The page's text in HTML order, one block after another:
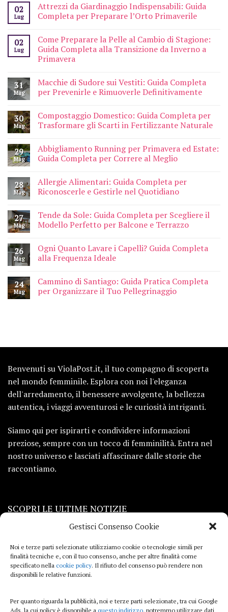
Gestisci Consenso Cookie
Noi e terze parti selezionate utilizziamo cookie o tecnologie simili per
finalità tecniche e, con il tuo consenso, anche per altre finalità come
specificato nella cookie policy. Il rifiuto del consenso può rendere non
disponibili le relative funzioni.
Per quanto riguarda la pubblicità, noi e terze parti selezionate, tra cui Google
Ads, la cui policy è disponibile a questo indirizzo, potremmo utilizzare dati
02
Lug
Attrezzi da Giardinaggio Indispensabili: Guida
Completa per Preparare l’Orto Primaverile
02
Lug
Come Preparare la Pelle al Cambio di Stagione:
Guida Completa alla Transizione da Inverno a
Primavera
31
Mag
Macchie di Sudore sui Vestiti: Guida Completa
per Prevenirle e Rimuoverle Definitivamente
30
Mag
Compostaggio Domestico: Guida Completa per
Trasformare gli Scarti in Fertilizzante Naturale
29
Mag
Abbigliamento Running per Primavera ed Estate:
Guida Completa per Correre al Meglio
28
Mag
Allergie Alimentari: Guida Completa per
Riconoscerle e Gestirle nel Quotidiano
27
Mag
Tende da Sole: Guida Completa per Scegliere il
Modello Perfetto per Balcone e Terrazzo
26
Mag
Ogni Quanto Lavare i Capelli? Guida Completa
alla Frequenza Ideale
24
Mag
Cammino di Santiago: Guida Pratica Completa
per Organizzare il Tuo Pellegrinaggio
Benvenuti su ViolaPost.it, il tuo compagno di scoperta
nel mondo femminile. Esplora con noi l'eleganza
dell'arredamento, il benessere avvolgente, la bellezza
autentica, i viaggi avventurosi e le curiosità intriganti.
Siamo qui per ispirarti e condividere informazioni
preziose, sempre con un tocco di femminilità. Entra nel
nostro universo e lasciati affascinare dalle storie che
raccontiamo.
SCOPRI LE ULTIME NOTIZIE
Viaggi
Beauty e benessere
Curiosità